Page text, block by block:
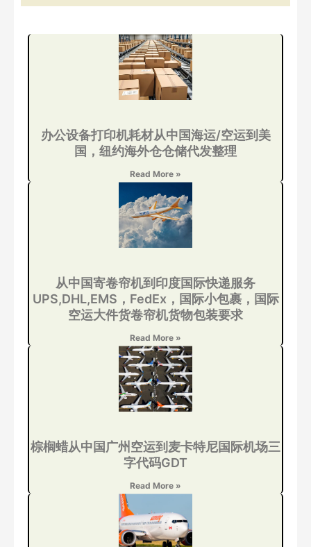
办公设备打印机耗材从中国海运/空运到美
国，纽约海外仓仓储代发整理
Read More »
从中国寄卷帘机到印度国际快递服务
UPS,DHL,EMS，FedEx，国际小包裹，国际
空运大件货卷帘机货物包装要求
Read More »
棕榈蜡从中国广州空运到麦卡特尼国际机场三
字代码GDT
Read More »